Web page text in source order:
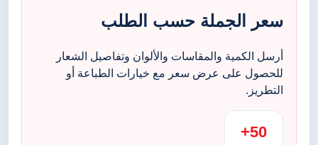
سعر الجملة حسب الطلب
أرسل الكمية والمقاسات والألوان وتفاصيل الشعار
للحصول على عرض سعر مع خيارات الطباعة أو
التطريز.
50+